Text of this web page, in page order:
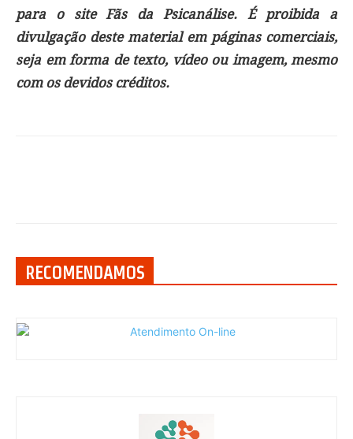
para o site Fãs da Psicanálise. É proibida a
divulgação deste material em páginas comerciais,
seja em forma de texto, vídeo ou imagem, mesmo
com os devidos créditos.
RECOMENDAMOS